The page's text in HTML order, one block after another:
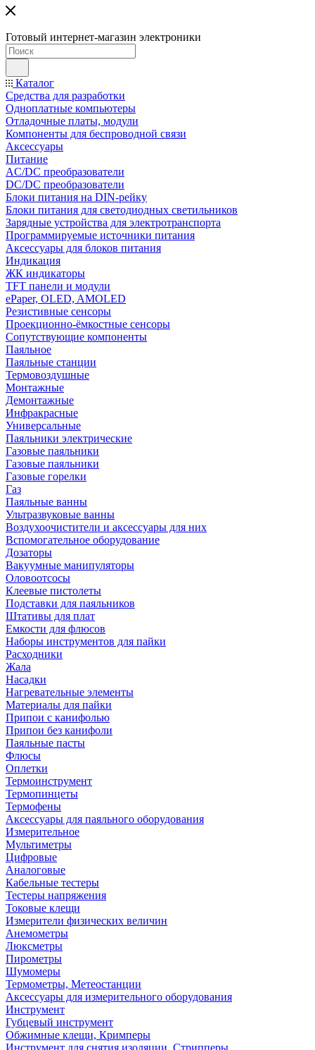
Готовый интернет-магазин электроники
Каталог
Средства для разработки
Одноплатные компьютеры
Отладочные платы, модули
Компоненты для беспроводной связи
Аксессуары
Питание
AC/DC преобразователи
DC/DC преобразователи
Блоки питания на DIN-рейку
Блоки питания для светодиодных светильников
Зарядные устройства для электротранспорта
Программируемые источники питания
Аксессуары для блоков питания
Индикация
ЖК индикаторы
TFT панели и модули
ePaper, OLED, AMOLED
Резистивные сенсоры
Проекционно-ёмкостные сенсоры
Сопутствующие компоненты
Паяльное
Паяльные станции
Термовоздушные
Монтажные
Демонтажные
Инфракрасные
Универсальные
Паяльники электрические
Газовые паяльники
Газовые паяльники
Газовые горелки
Газ
Паяльные ванны
Ультразвуковые ванны
Воздухоочистители и аксессуары для них
Вспомогательное оборудование
Дозаторы
Вакуумные манипуляторы
Оловоотсосы
Клеевые пистолеты
Подставки для паяльников
Штативы для плат
Емкости для флюсов
Наборы инструментов для пайки
Расходники
Жала
Насадки
Нагревательные элементы
Материалы для пайки
Припои с канифолью
Припои без канифоли
Паяльные пасты
Флюсы
Оплетки
Термоинструмент
Термопинцеты
Термофены
Аксессуары для паяльного оборудования
Измерительное
Мультиметры
Цифровые
Аналоговые
Кабельные тестеры
Тестеры напряжения
Токовые клещи
Измерители физических величин
Анемометры
Люксметры
Пирометры
Шумомеры
Термометры, Метеостанции
Аксессуары для измерительного оборудования
Инструмент
Губцевый инструмент
Обжимные клещи, Кримперы
Инструмент для снятия изоляции, Стрипперы